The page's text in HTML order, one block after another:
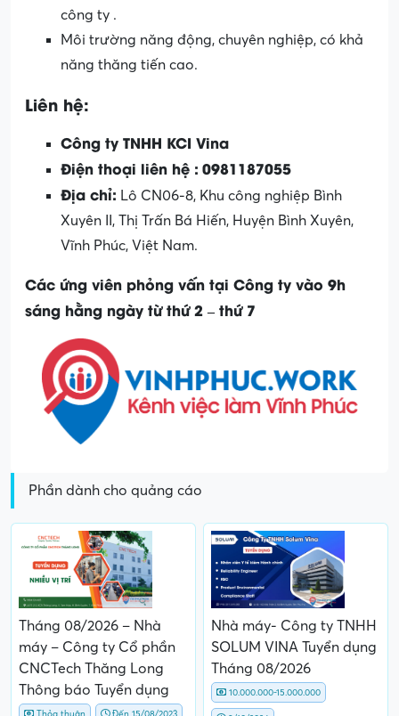
công ty .
Môi trường năng động, chuyên nghiệp, có khả
năng thăng tiến cao.
Liên hệ:
Công ty TNHH KCI Vina
Điện thoại liên hệ : 0981187055
Địa chỉ: Lô CN06-8, Khu công nghiệp Bình
Xuyên II, Thị Trấn Bá Hiến, Huyện Bình Xuyên,
Vĩnh Phúc, Việt Nam.
Các ứng viên phỏng vấn tại Công ty vào 9h
sáng hằng ngày từ thứ 2 – thứ 7
Phần dành cho quảng cáo
Tháng 08/2026 – Nhà
máy – Công ty Cổ phần
CNCTech Thăng Long
Thông báo Tuyển dụng
Nhà máy- Công ty TNHH
SOLUM VINA Tuyển dụng
Tháng 08/2026
10.000.000-15.000.000